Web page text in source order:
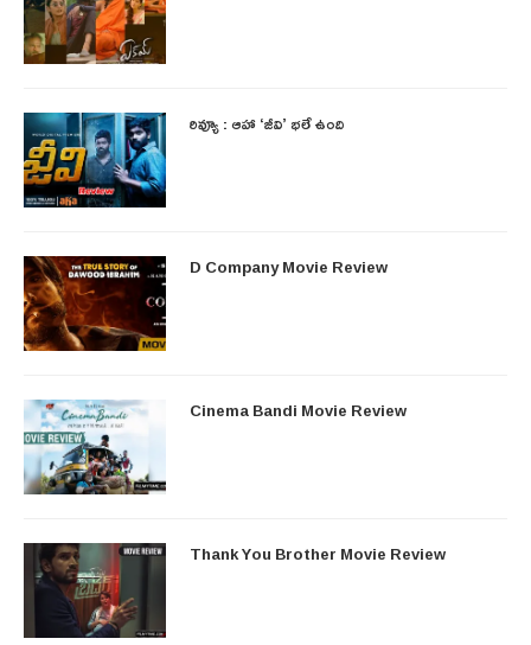
రివ్యూ : ఆహా ‘జీవి’ భలే ఉంది
D Company Movie Review
Cinema Bandi Movie Review
Thank You Brother Movie Review